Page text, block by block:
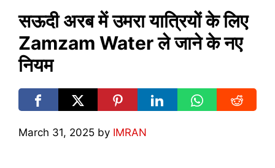
सऊदी अरब में उमरा यात्रियों के लिए
Zamzam Water ले जाने के नए
नियम
March 31, 2025 by IMRAN